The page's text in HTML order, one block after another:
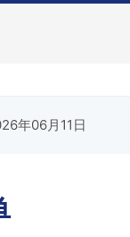
年06月11日